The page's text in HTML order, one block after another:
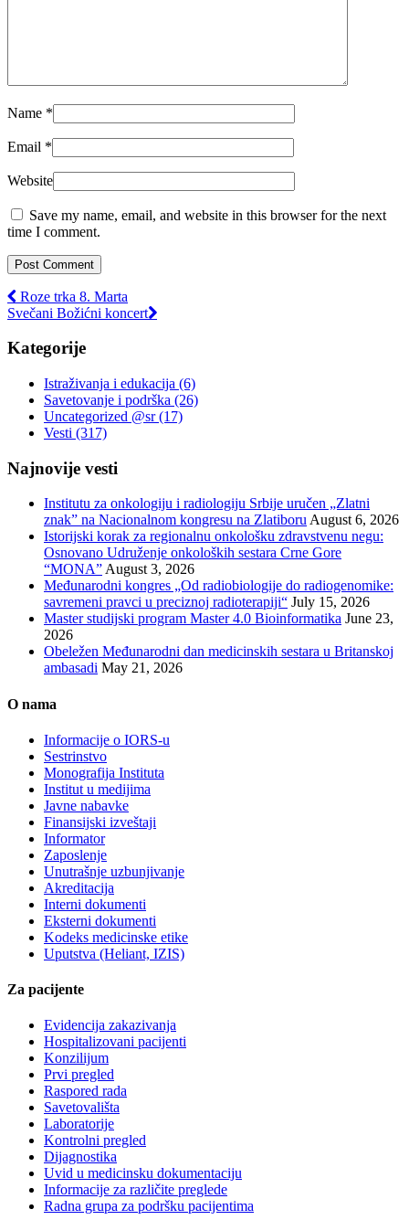
Name *
Email *
Website
Save my name, email, and website in this browser for the next
time I comment.
Roze trka 8. Marta
Svečani Božićni koncert
Kategorije
Istraživanja i edukacija (6)
Savetovanje i podrška (26)
Uncategorized @sr(17)
Vesti (317)
Najnovije vesti
Institutu za onkologiju i radiologiju Srbije uručen „Zlatni
znak” na Nacionalnom kongresu na ZlatiboruAugust 6, 2026
Istorijski korak za regionalnu onkološku zdravstvenu negu:
Osnovano Udruženje onkoloških sestara Crne Gore
“MONA”August 3, 2026
Međunarodni kongres „Od radiobiologije do radiogenomike:
savremeni pravci u preciznoj radioterapiji“ July 15, 2026
Master studijski program Master 4.0 Bioinformatika June 23,
2026
Obeležen Međunarodni dan medicinskih sestara u Britanskoj
ambasadi May 21, 2026
O nama
Informacije o IORS-u
Sestrinstvo
Monografija Instituta
Institut u medijima
Javne nabavke
Finansijski izveštaji
Informator
Zaposlenje
Unutrašnje uzbunjivanje
Akreditacija
Interni dokumenti
Eksterni dokumenti
Kodeks medicinske etike
Uputstva (Heliant, IZIS)
Za pacijente
Evidencija zakazivanja
Hospitalizovani pacijenti
Konzilijum
Prvi pregled
Raspored rada
Savetovališta
Laboratorije
Kontrolni pregled
Dijagnostika
Uvid u medicinsku dokumentaciju
Informacije za različite preglede
Radna grupa za podršku pacijentima